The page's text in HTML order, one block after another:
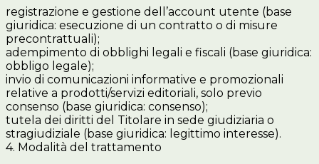
registrazione e gestione dell’account utente (base
giuridica: esecuzione di un contratto o di misure
precontrattuali);
adempimento di obblighi legali e fiscali (base giuridica:
obbligo legale);
invio di comunicazioni informative e promozionali
relative a prodotti/servizi editoriali, solo previo
consenso (base giuridica: consenso);
tutela dei diritti del Titolare in sede giudiziaria o
stragiudiziale (base giuridica: legittimo interesse).
4. Modalità del trattamento